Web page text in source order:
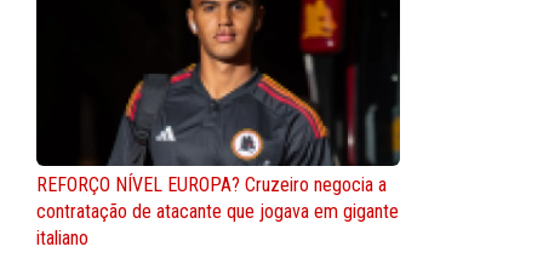
REFORÇO NÍVEL EUROPA? Cruzeiro negocia a
contratação de atacante que jogava em gigante
italiano